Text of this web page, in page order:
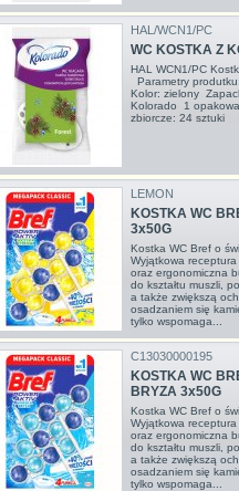
HAL/WCN1/PC
WC KOSTKA Z
HAL WCN1/PC
Parametry
Kolor: zielony
Kolorado 1
zbiorcze: 24 sztuki
LEMON
KOSTKA WC
3x50G
Kostka WC Bref o
Wyjątkowa
oraz ergonomiczna
do kształtu muszli,
a także zwiększą
osadzaniem się
tylko wspomaga...
C13030000195
KOSTKA WC
BRYZA 3x50G
Kostka WC Bref o
Wyjątkowa
oraz ergonomiczna
do kształtu muszli,
a także zwiększą
osadzaniem się
tylko wspomaga...